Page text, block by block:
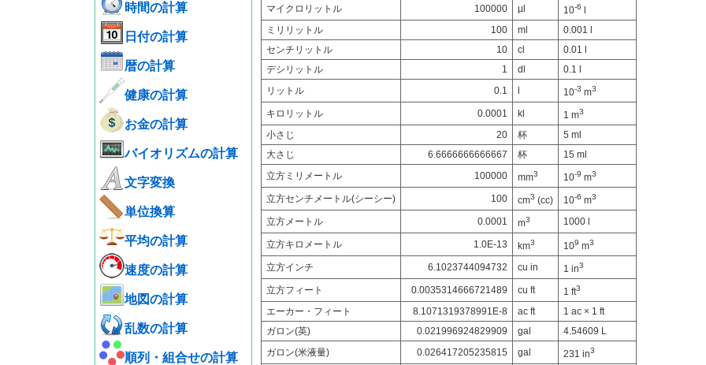
時間の計算
日付の計算
暦の計算
健康の計算
お金の計算
バイオリズムの計算
文字変換
単位換算
平均の計算
速度の計算
地図の計算
乱数の計算
順列・組合せの計算
マイクロリットル
100000 µl 10-6
ミリリットル
100 ml
0.001 l
センチリットル
10 cl
0.01 l
デシリットル
1 dl
0.1 l
リットル
0.1 10-3 m3
キロリットル 0.0001 kl 1 m3
小さじ 20 杯
5 ml
大さじ
6.6666666666667 杯
15 ml
立方ミリメートル
100000 mm3 10-9 m3
立方センチメートル(シーシー) 100 cm3 (cc) 10-6 m3
立方メートル 0.0001 m3 1000 l
立方キロメートル 1.0E-13 km3 109 m3
立方インチ 6.1023744094732 cu in 1 in3
立方フィート 0.0035314666721489 cu ft 1 ft3
エーカー・フィート 8.1071319378991E-8 ac ft
1 ac × 1 ft
ガロン(英)
0.021996924829909 gal
4.54609 L
ガロン(米液量)
0.026417205235815 gal 231 in3